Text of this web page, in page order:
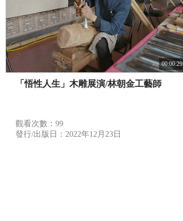
00:00:29
「悟性人生」木雕展演/林朝金工藝師
觀看次數：99
發行/出版日：2022年12月23日